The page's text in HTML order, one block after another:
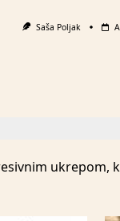
Saša Poljak